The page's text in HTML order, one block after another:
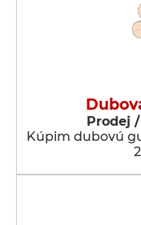
Prodej
Kúpim dubovú